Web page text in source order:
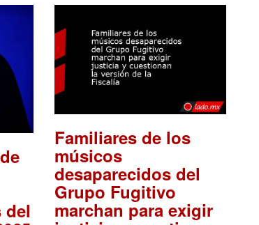
del
Familiares de los
músicos
desaparecidos del
Grupo Fugitivo
marchan para exigir